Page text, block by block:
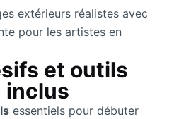
extérieurs réalistes avec
pour les artistes en
et outils
inclus
essentiels pour débuter